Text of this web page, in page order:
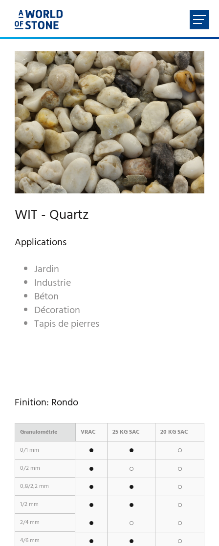
ACCUEIL
À PROPOS
PRODUITS
SERVICES
CONTACT
NOS PRODUITS
WIT - Quartz
Applications
Jardin
Industrie
Béton
Décoration
Tapis de pierres
Finition: Rondo
Granulométrie VRAC 25 KG SAC
20 KG SAC
0/1 mm
0/2 mm
0,8/2,2 mm
1/2 mm
2/4 mm
4/6 mm